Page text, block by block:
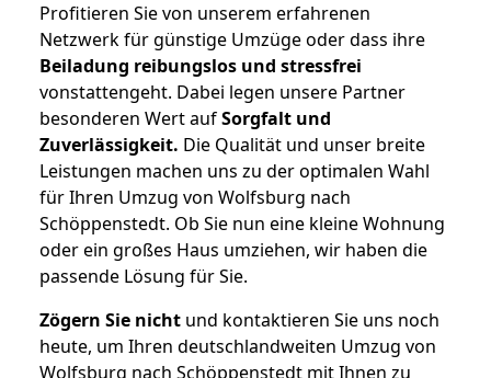
Profitieren Sie von unserem erfahrenen
Netzwerk für günstige Umzüge oder dass ihre
Beiladung reibungslos und stressfrei
vonstattengeht. Dabei legen unsere Partner
besonderen Wert aufSorgfalt und
Zuverlässigkeit. Die Qualität und unser breite
Leistungen machen uns zu der optimalen Wahl
für Ihren Umzug von Wolfsburg nach
Schöppenstedt. Ob Sie nun eine kleine Wohnung
oder ein großes Haus umziehen, wir haben die
passende Lösung für Sie.
Zögern Sie nicht und kontaktieren Sie uns noch
heute, um Ihren deutschlandweiten Umzug von
Wolfsburg nach Schöppenstedt mit Ihnen zu